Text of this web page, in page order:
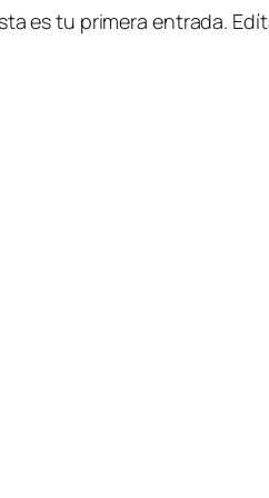
es tu primera entrada.